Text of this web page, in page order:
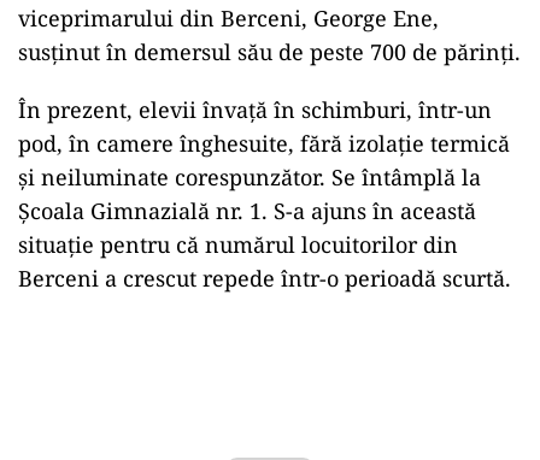
viceprimarului din Berceni, George Ene,
susținut în demersul său de peste 700 de părinți.
În prezent, elevii învață în schimburi, într-un
pod, în camere înghesuite, fără izolație termică
și neiluminate corespunzător. Se întâmplă la
Școala Gimnazială nr. 1. S-a ajuns în această
situație pentru că numărul locuitorilor din
Berceni a crescut repede într-o perioadă scurtă.